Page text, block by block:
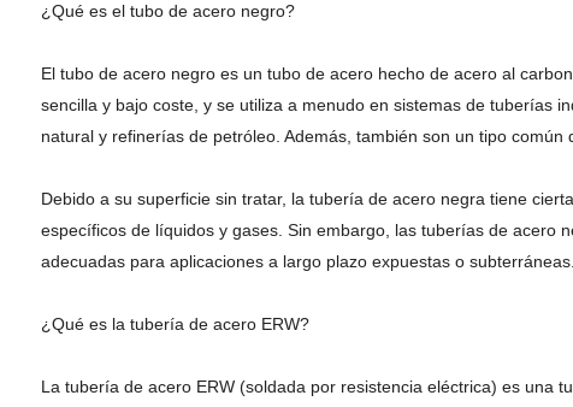
¿Qué es el tubo de acero negro?
El tubo de acero negro es un tubo de acero hecho de acero al
sencilla y bajo coste, y se utiliza a menudo en sistemas de tuberías
natural y refinerías de petróleo. Además, también son un tipo
Debido a su superficie sin tratar, la tubería de acero negra tiene
específicos de líquidos y gases. Sin embargo, las tuberías de acero
adecuadas para aplicaciones a largo plazo expuestas o subterráneas.
¿Qué es la tubería de acero ERW?
La tubería de acero ERW (soldada por resistencia eléctrica) es una